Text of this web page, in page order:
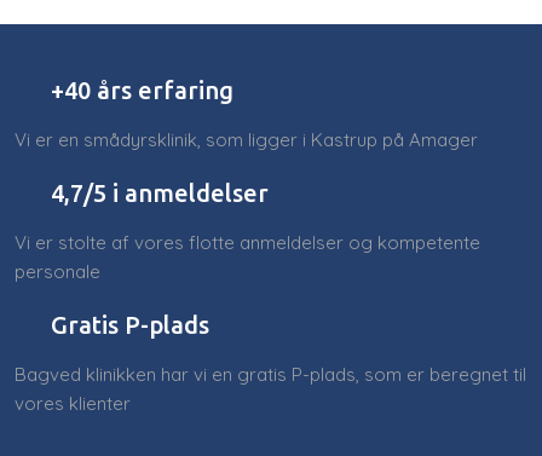
+40 års erfaring
Vi er en smådyrsklinik, som ligger i Kastrup på Amager
4,7/5 i anmeldelser​
Vi er stolte af vores flotte anmeldelser og kompetente
personale
​Gratis P-plads
Bagved klinikken har vi en gratis P-plads, som er beregnet til
vores klienter